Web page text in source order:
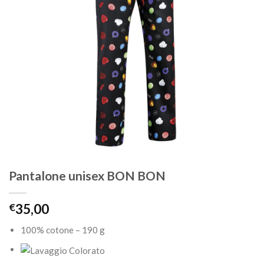
Pantalone unisex BON BON
€35,00
100% cotone – 190 g